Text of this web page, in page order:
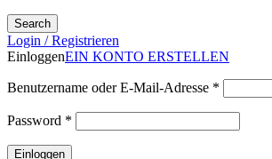
Search
Login / Registrieren
EinloggenEIN KONTO ERSTELLEN
Benutzername oder E-Mail-Adresse *
Password *
Einloggen